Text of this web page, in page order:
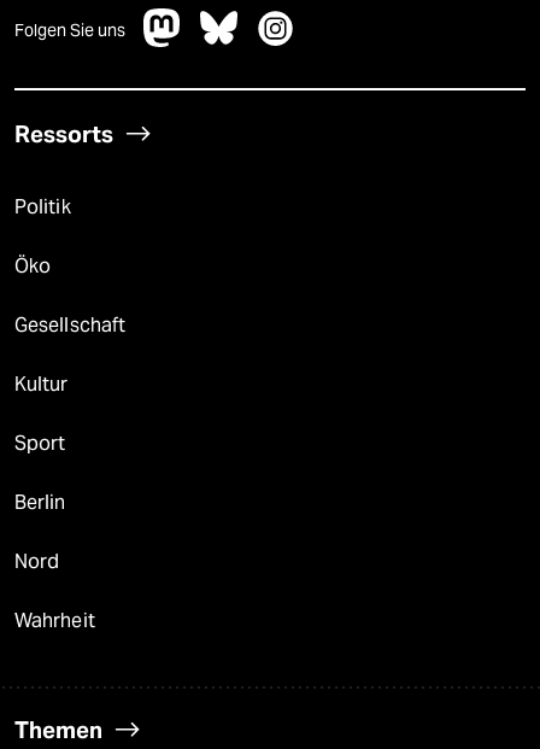
Folgen Sie uns
Ressorts
Politik
Öko
Gesellschaft
Kultur
Sport
Berlin
Nord
Wahrheit
Themen